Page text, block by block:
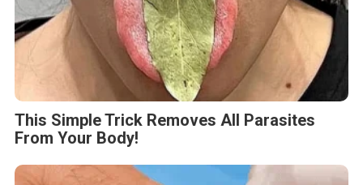
This Simple Trick Removes All Parasites
From Your Body!